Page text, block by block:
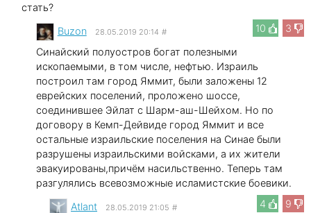
стать?
10
3
Buzon 28.05.2019 20:14 #
Синайский полуостров богат полезными
ископаемыми, в том числе, нефтью. Израиль
построил там город Яммит, были заложены 12
еврейских поселений, проложено шоссе,
соединившее Эйлат с Шарм-аш-Шейхом. Но по
договору в Кемп-Дейвиде город Яммит и все
остальные израильские поселения на Синае были
разрушены израильскими войсками, а их жители
эвакуированы,причём насильственно. Теперь там
разгулялись всевозможные исламистские боевики.
4
9
Atlant 28.05.2019 21:05 #